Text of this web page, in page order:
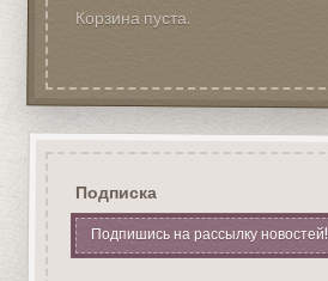
Корзина пуста.
Подписка
Подпишись на рассылку новостей!